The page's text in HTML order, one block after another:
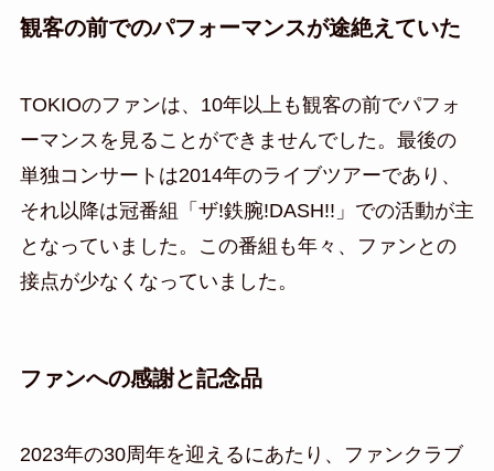
観客の前でのパフォーマンスが途絶えていた
TOKIOのファンは、10年以上も観客の前でパフォ
ーマンスを見ることができませんでした。最後の
単独コンサートは2014年のライブツアーであり、
それ以降は冠番組「ザ!鉄腕!DASH!!」での活動が主
となっていました。この番組も年々、ファンとの
接点が少なくなっていました。
ファンへの感謝と記念品
2023年の30周年を迎えるにあたり、ファンクラブ